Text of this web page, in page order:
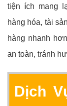
tiện ích mang
hàng hóa, tài
hàng nhanh
an toàn, tránh
Dịch